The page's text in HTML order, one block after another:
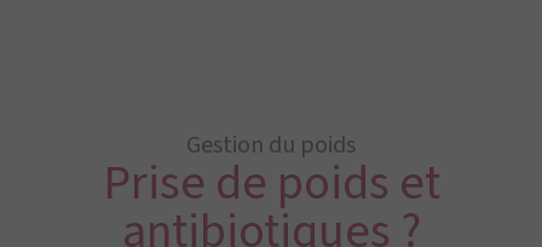
Gestion du poids
Prise de poids et
antibiotiques ?